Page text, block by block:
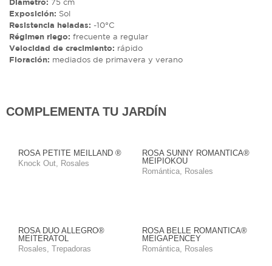
75 cm
Exposición: Sol
Resistencia heladas: -10°C
Régimen riego: frecuente a regular
Velocidad de crecimiento: rápido
Floración: mediados de primavera y verano
COMPLEMENTA TU JARDÍN
Knock Out Rosales
ROSA PETITE MEILLAND ®
Romántica
Rosales
ROSA SUNNY ROMANTICA®
MEIPIOKOU
Rosales Trepadoras
ROSA DUO ALLEGRO®
MEITERATOL
Romántica
Rosales
ROSA BELLE ROMANTICA®
MEIGAPENCEY